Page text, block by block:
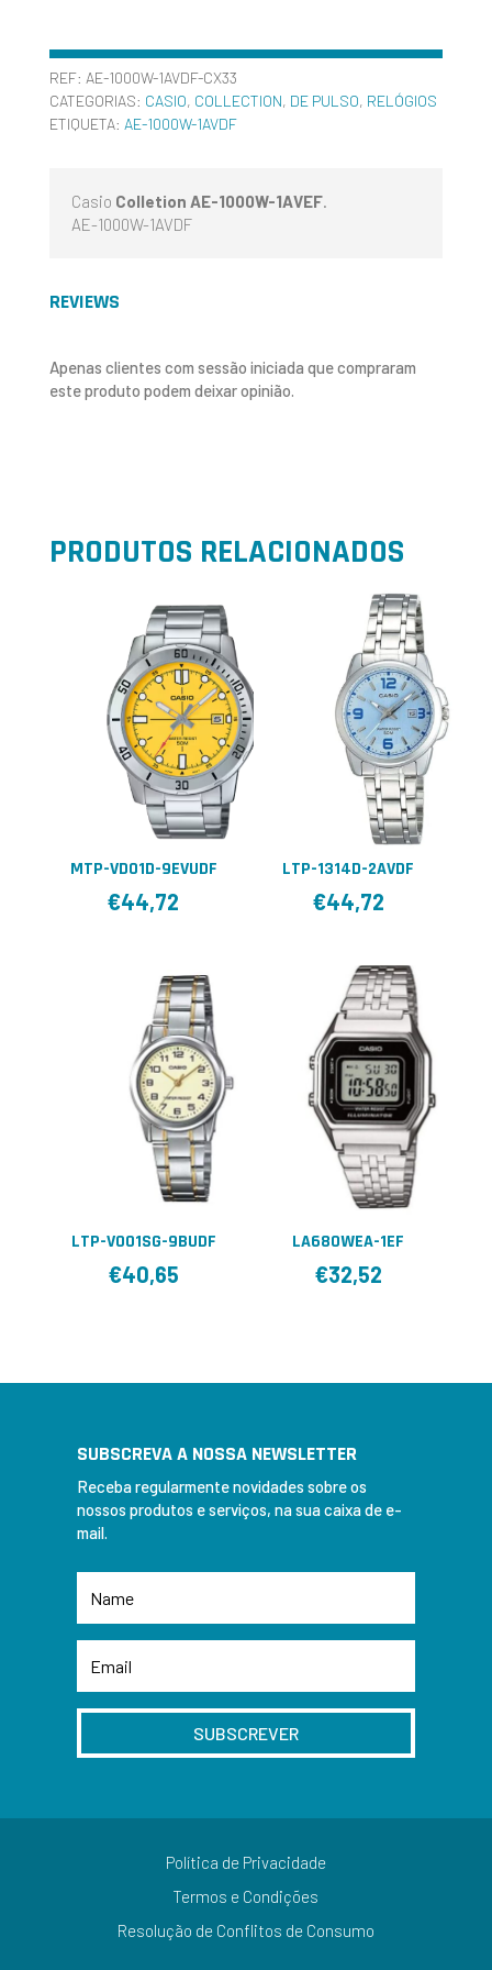
REF: AE-1000W-1AVDF-CX33
CATEGORIAS: CASIO, COLLECTION, DE PULSO, RELÓGIOS
ETIQUETA: AE-1000W-1AVDF
Casio Colletion AE-1000W-1AVEF.
AE-1000W-1AVDF
REVIEWS
Apenas clientes com sessão iniciada que compraram
este produto podem deixar opinião.
PRODUTOS RELACIONADOS
MTP-VD01D-9EVUDF
€44,72
LTP-1314D-2AVDF
€44,72
LTP-V001SG-9BUDF
€40,65
LA680WEA-1EF
€32,52
SUBSCREVA A NOSSA NEWSLETTER
Receba regularmente novidades sobre os
nossos produtos e serviços, na sua caixa de e-
mail.
SUBSCREVER
Política de Privacidade
Termos e Condições
Resolução de Conflitos de Consumo